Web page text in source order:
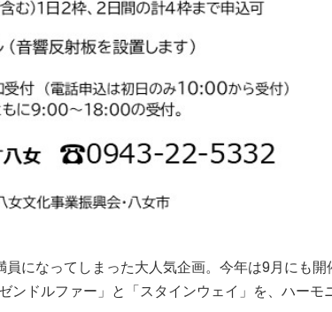
になってしまった大人気企画。今年は9月にも開
ンドルファー」と「スタインウェイ」を、ハー